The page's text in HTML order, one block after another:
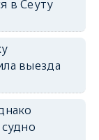
в Сеуту
выезда